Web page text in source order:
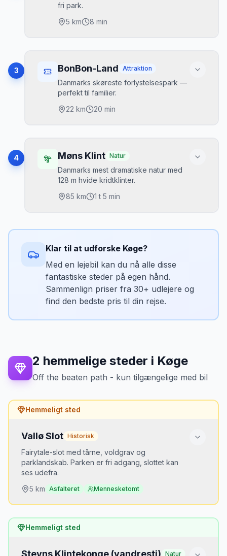
Fossiler i klinten
op — klinten er vanvittigt dramatisk
fri park.
5 km 8 min
• Voldgrav og tårne
Offentlig park
Fotogent hele året
3 BonBon-Land Attraktion
Danmarks skøreste forlystelsespark —
perfekt til familier.
22 km 20 min
•
Vilde rutsjebaner
Børnevenligt
Unik dansk humor
4 Møns Klint Natur
Danmarks mest dramatiske natur med
128 m hvide kridtklinter.
85 km 1 t 5 min
Vandrestier langs kanten
•497 trapper til stranden
Klar til at udforske Køge?
Med en lejebil kan du nå alle disse
fantastiske steder på egen hånd.
Sammenlign priser fra 30+ udlejere og
find den bedste pris til din rejse.
2 hemmelige steder i Køge
Off the beaten path - kun tilgængelige med bil
Hemmeligt sted
Vallø Slot Historisk
Fairytale-slot med tårne, voldgrav og
parklandskab. Parken er fri adgang, slottet kan
ses udefra.
5 km Asfalteret Mennesketomt
Hvorfor er det hemmeligt?
Ligger 5 km fra Køge — selv lokale glemmer det.
Hemmeligt sted
Stevns Klintekonge (vandresti) Natur